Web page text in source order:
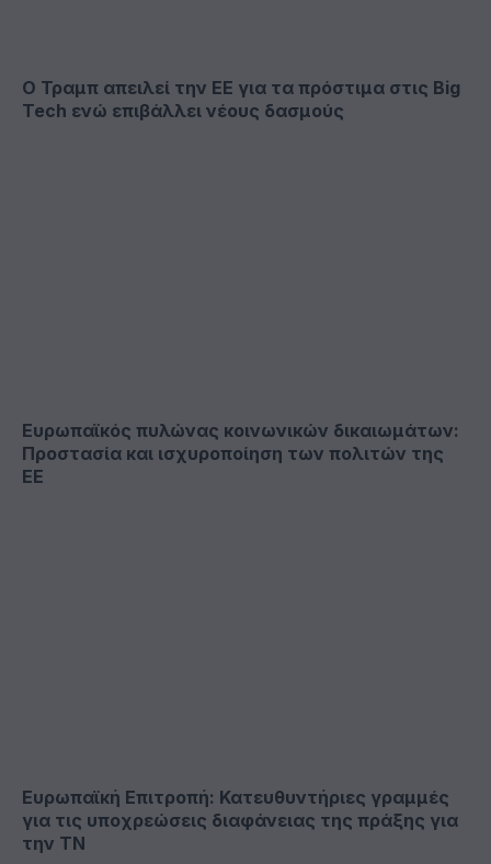
Ο Τραμπ απειλεί την ΕΕ για τα πρόστιμα στις Big
Tech ενώ επιβάλλει νέους δασμούς
Ευρωπαϊκός πυλώνας κοινωνικών δικαιωμάτων:
Προστασία και ισχυροποίηση των πολιτών της
ΕΕ
Ευρωπαϊκή Επιτροπή: Κατευθυντήριες γραμμές
για τις υποχρεώσεις διαφάνειας της πράξης για
την ΤΝ